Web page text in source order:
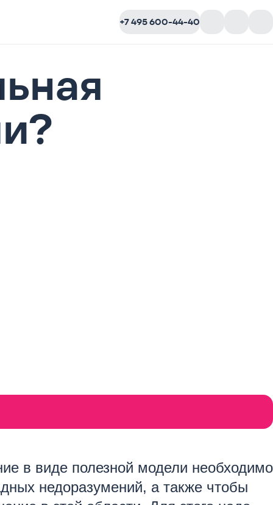
+7 495 600-44-40
в виде полезной модели необходимо
недоразумений, а также чтобы